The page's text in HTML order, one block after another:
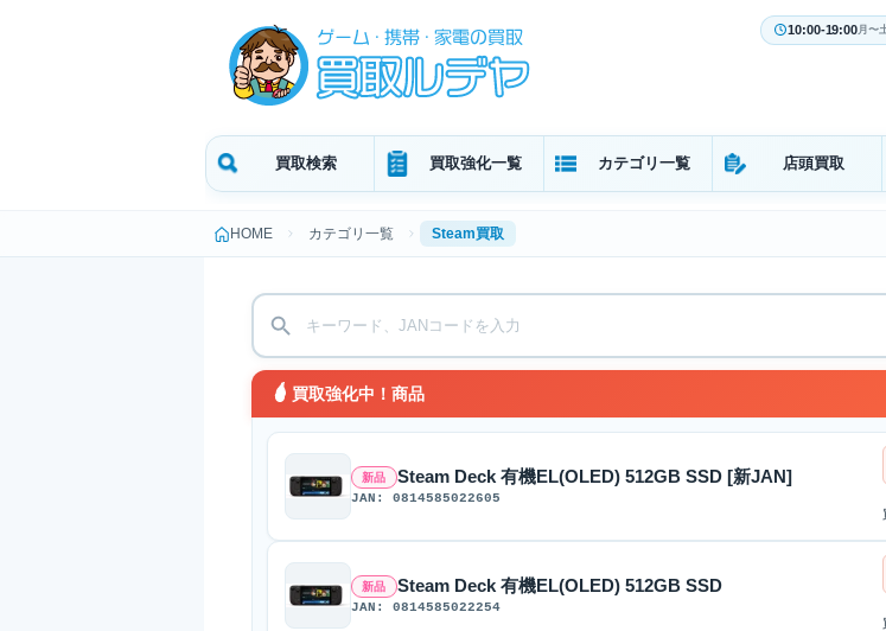
10:00-19:00月〜
買取検索 買取強化一覧 カテゴリ一覧 店頭買取
HOME カテゴリ一覧 Steam買取
買取強化中！商品
新品 Steam Deck 有機EL(OLED) 512GB SSD [新JAN]
JAN: 0814585022605
新品 Steam Deck 有機EL(OLED) 512GB SSD
JAN: 0814585022254